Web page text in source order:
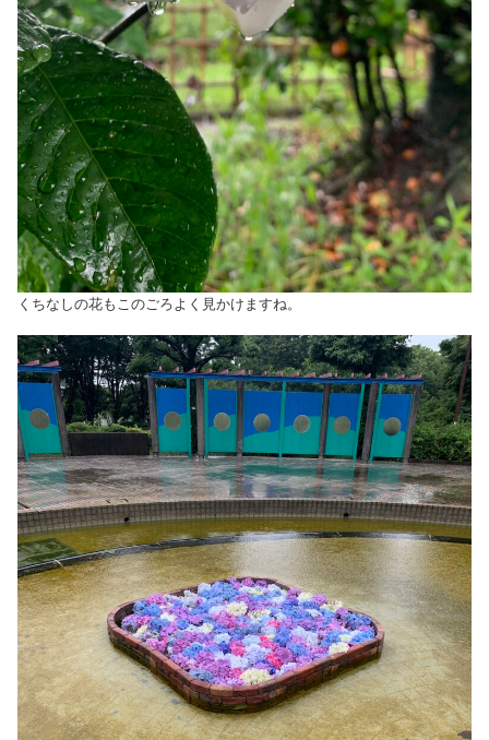
くちなしの花もこのごろよく見かけますね。